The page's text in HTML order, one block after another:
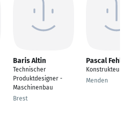
Baris Altin
Technischer
Produktdesigner -
Maschinenbau
Brest
Pascal Fehlberg
Konstrukteur
Menden